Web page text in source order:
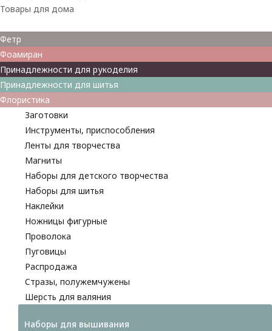
Товары для дома
Фетр
Фоамиран
Принадлежности для рукоделия
Принадлежности для шитья
Флористика
Заготовки
Инструменты, приспособления
Ленты для творчества
Магниты
Наборы для детского творчества
Наборы для шитья
Наклейки
Ножницы фигурные
Проволока
Пуговицы
Распродажа
Стразы, полужемчужены
Шерсть для валяния
Наборы для вышивания